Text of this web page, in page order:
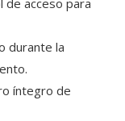
de acceso para
durante la
íntegro de